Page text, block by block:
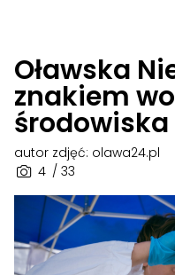
Oławska
znakiem
środowiska
4 / 33
autor zdjęć: olawa24.pl